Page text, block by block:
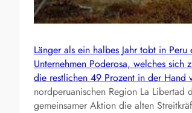
Länger als ein halbes Jahr tobt in
Unternehmen Poderosa, welches
die restlichen 49 Prozent in der Hand
nordperuanischen Region La Libertad
gemeinsamer Aktion die alten